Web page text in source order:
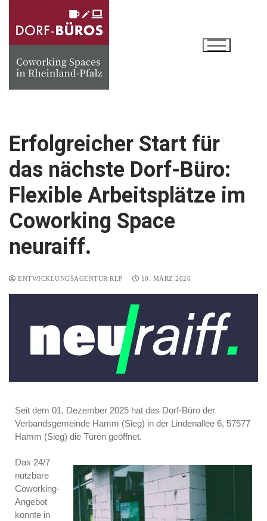
Erfolgreicher Start für
das nächste Dorf-Büro:
Flexible Arbeitsplätze im
Coworking Space
neuraiff.
ENTWICKLUNGSAGENTUR RLP 10. MÄRZ 2026
Seit dem 01. Dezember 2025 hat das Dorf-Büro der
Verbandsgemeinde Hamm (Sieg) in der Lindenallee 6, 57577
Hamm (Sieg) die Türen geöffnet.
Das 24/7
nutzbare
Coworking-
Angebot
konnte in